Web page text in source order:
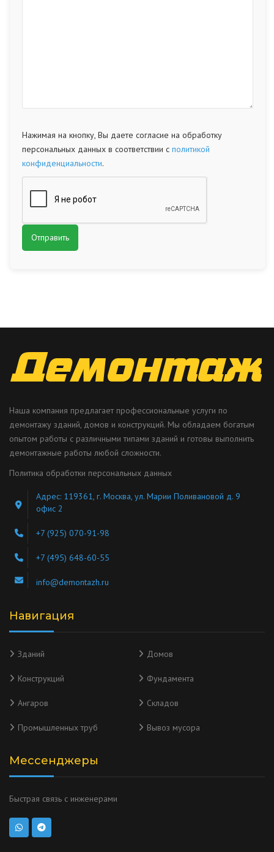
Нажимая на кнопку, Вы даете согласие на обработку
персональных данных в соответствии с политикой
конфиденциальности.
Наша компания предлагает профессиональные услуги по
демонтажу зданий, домов и конструкций. Мы обладаем богатым
опытом работы с различными типами зданий и готовы выполнить
демонтажные работы любой сложности.
Политика обработки персональных данных
Адрес: 119361, г. Москва, ул. Марии Поливановой д. 9
офис 2
+7 (925) 070-91-98
+7 (495) 648-60-55
info@demontazh.ru
Навигация
Зданий Домов
Конструкций Фундамента
Ангаров Складов
Промышленных труб Вывоз мусора
Мессенджеры
Быстрая связь с инженерами